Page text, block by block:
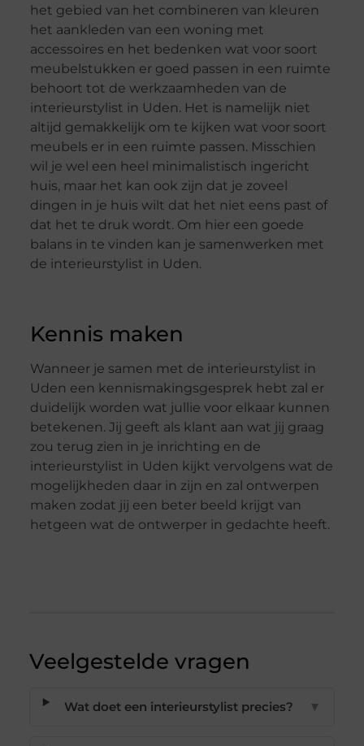
het gebied van het combineren van kleuren
het aankleden van een woning met
accessoires en het bedenken wat voor soort
meubelstukken er goed passen in een ruimte
behoort tot de werkzaamheden van de
interieurstylist in Uden. Het is namelijk niet
altijd gemakkelijk om te kijken wat voor soort
meubels er in een ruimte passen. Misschien
wil je wel een heel minimalistisch ingericht
huis, maar het kan ook zijn dat je zoveel
dingen in je huis wilt dat het niet eens past of
dat het te druk wordt. Om hier een goede
balans in te vinden kan je samenwerken met
de interieurstylist in Uden.
Kennis maken
Wanneer je samen met de interieurstylist in
Uden een kennismakingsgesprek hebt zal er
duidelijk worden wat jullie voor elkaar kunnen
betekenen. Jij geeft als klant aan wat jij graag
zou terug zien in je inrichting en de
interieurstylist in Uden kijkt vervolgens wat de
mogelijkheden daar in zijn en zal ontwerpen
maken zodat jij een beter beeld krijgt van
hetgeen wat de ontwerper in gedachte heeft.
Veelgestelde vragen
Wat doet een interieurstylist precies? ▼